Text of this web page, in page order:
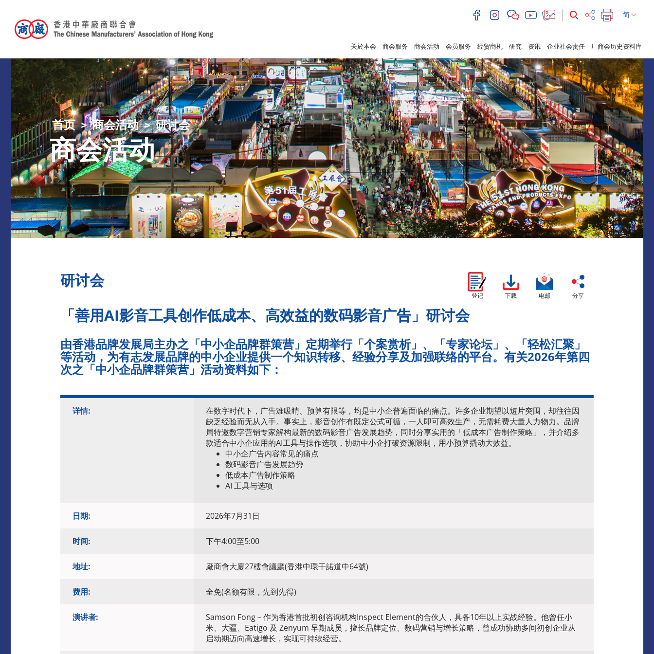
简
关於本会 商会服务 商会活动 会员服务 经贸商机 研究 资讯 企业社会责任 厂商会历史资料库
首页 商会活动 研讨会
商会活动
研讨会
登记 下载 电邮 分享
「善用AI影音工具创作低成本、高效益的数码影音广告」研讨会
由香港品牌发展局主办之「中小企品牌群策营」定期举行「个案赏析」、「专家论坛」、「轻松汇聚」
等活动，为有志发展品牌的中小企业提供一个知识转移、经验分享及加强联络的平台。有关2026年第四
次之「中小企品牌群策营」活动资料如下：
详情:
在数字时代下，广告难吸睛、预算有限等，均是中小企普遍面临的痛点。许多企业期望以短片突围，却往往因
缺乏经验而无从入手。事实上，影音创作有既定公式可循，一人即可高效生产，无需耗费大量人力物力。品牌
局特邀数字营销专家解构最新的数码影音广告发展趋势，同时分享实用的「低成本广告制作策略」，并介绍多
款适合中小企应用的AI工具与操作选项，协助中小企打破资源限制，用小预算撬动大效益。
中小企广告内容常见的痛点
数码影音广告发展趋势
低成本广告制作策略
AI 工具与选项
日期: 2026年7月31日
时间: 下午4:00至5:00
地址: 廠商會大廈27樓會議廳(香港中環干諾道中64號)
费用: 全免(名额有限，先到先得)
演讲者:
Samson Fong－作为香港首批初创咨询机构Inspect Element的合伙人，具备10年以上实战经验。他曾任小
米、大疆、Eatigo 及 Zenyum 早期成员，擅长品牌定位、数码营销与增长策略，曾成功协助多间初创企业从
启动期迈向高速增长，实现可持续经营。